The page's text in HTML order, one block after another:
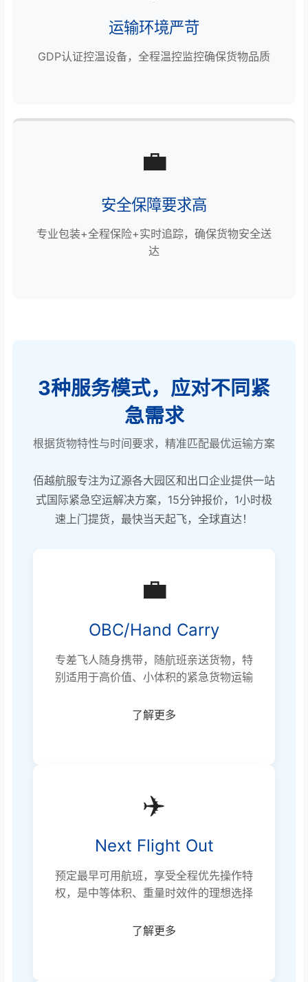
运输环境严苛
GDP认证控温设备，全程温控监控确保货物品质
💼
安全保障要求高
专业包装+全程保险+实时追踪，确保货物安全送
达
3种服务模式，应对不同紧
急需求
根据货物特性与时间要求，精准匹配最优运输方案
佰越航服专注为辽源各大园区和出口企业提供一站
式国际紧急空运解决方案，15分钟报价，1小时极
速上门提货，最快当天起飞，全球直达！
💼
OBC/Hand Carry
专差飞人随身携带，随航班亲送货物，特
别适用于高价值、小体积的紧急货物运输
了解更多
✈️
Next Flight Out
预定最早可用航班，享受全程优先操作特
权，是中等体积、重量时效件的理想选择
了解更多